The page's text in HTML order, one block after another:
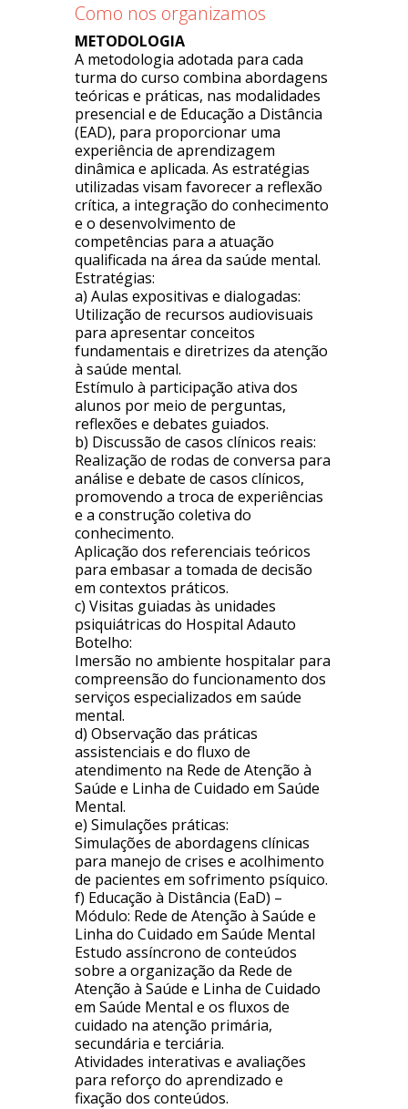
Como nos organizamos
METODOLOGIA
A metodologia adotada para cada
turma do curso combina abordagens
teóricas e práticas, nas modalidades
presencial e de Educação a Distância
(EAD), para proporcionar uma
experiência de aprendizagem
dinâmica e aplicada. As estratégias
utilizadas visam favorecer a reflexão
crítica, a integração do conhecimento
e o desenvolvimento de
competências para a atuação
qualificada na área da saúde mental.
Estratégias:
a) Aulas expositivas e dialogadas:
Utilização de recursos audiovisuais
para apresentar conceitos
fundamentais e diretrizes da atenção
à saúde mental.
Estímulo à participação ativa dos
alunos por meio de perguntas,
reflexões e debates guiados.
b) Discussão de casos clínicos reais:
Realização de rodas de conversa para
análise e debate de casos clínicos,
promovendo a troca de experiências
e a construção coletiva do
conhecimento.
Aplicação dos referenciais teóricos
para embasar a tomada de decisão
em contextos práticos.
c) Visitas guiadas às unidades
psiquiátricas do Hospital Adauto
Botelho:
Imersão no ambiente hospitalar para
compreensão do funcionamento dos
serviços especializados em saúde
mental.
d) Observação das práticas
assistenciais e do fluxo de
atendimento na Rede de Atenção à
Saúde e Linha de Cuidado em Saúde
Mental.
e) Simulações práticas:
Simulações de abordagens clínicas
para manejo de crises e acolhimento
de pacientes em sofrimento psíquico.
f) Educação à Distância (EaD) –
Módulo: Rede de Atenção à Saúde e
Linha do Cuidado em Saúde Mental
Estudo assíncrono de conteúdos
sobre a organização da Rede de
Atenção à Saúde e Linha de Cuidado
em Saúde Mental e os fluxos de
cuidado na atenção primária,
secundária e terciária.
Atividades interativas e avaliações
para reforço do aprendizado e
fixação dos conteúdos.